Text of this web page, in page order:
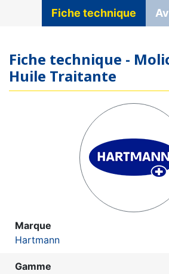
Fiche technique
Fiche technique -
Huile Traitante
Marque
Hartmann
Gamme